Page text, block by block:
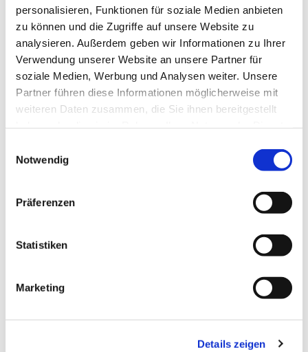
personalisieren, Funktionen für soziale Medien anbieten
zu können und die Zugriffe auf unsere Website zu
analysieren. Außerdem geben wir Informationen zu Ihrer
Verwendung unserer Website an unsere Partner für
soziale Medien, Werbung und Analysen weiter. Unsere
Partner führen diese Informationen möglicherweise mit
weiteren Daten zusammen, die Sie ihnen bereitgestellt
Notwendig
Präferenzen
Statistiken
Marketing
Details zeigen